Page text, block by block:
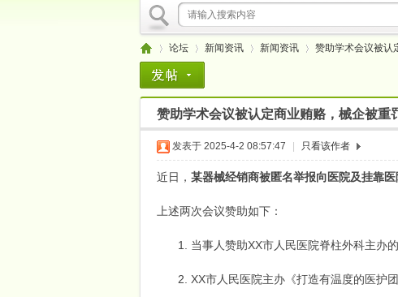
»
论坛
›
新闻资讯
›
新闻资讯
›
赞助学术会议被认
赞助学术会议被认定商业贿赂，械企被重
发表于 2025-4-2 08:57:47 只看该作者
近日， 某器械经销商被匿名举报向医院及挂靠
上述两次会议赞助如下：
当事人赞助XX市人民医院脊柱外科主办
XX市人民医院主办《打造有温度的医护